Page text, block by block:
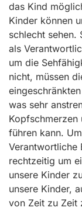
das Kind
Kinder können
schlecht sehen.
als
um die
nicht, müssen
was sehr
Kopfschmerzen
führen kann.
Verantwortliche
rechtzeitig um
unsere Kinder
unsere Kinder,
von Zeit zu Zeit